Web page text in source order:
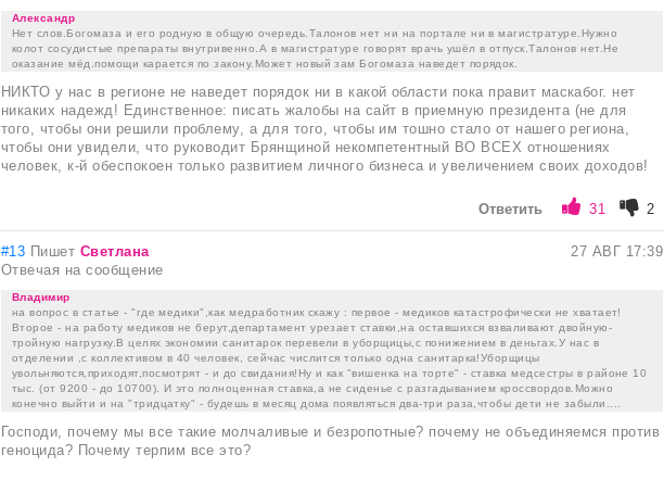
Александр
Нет слов.Богомаза и его родную в общую очередь.Талонов нет ни на портале ни в магистратуре.Нужно
колот сосудистые препараты внутривенно.А в магистратуре говорят врачь ушёл в отпуск.Талонов нет.Не
оказание мёд.помощи карается по закону.Может новый зам Богомаза наведет порядок.
НИКТО у нас в регионе не наведет порядок ни в какой области пока правит маскабог. нет
никаких надежд! Единственное: писать жалобы на сайт в приемную президента (не для
того, чтобы они решили проблему, а для того, чтобы им тошно стало от нашего региона,
чтобы они увидели, что руководит Брянщиной некомпетентный ВО ВСЕХ отношениях
человек, к-й обеспокоен только развитием личного бизнеса и увеличением своих доходов!
Ответить 31 2
#13 Пишет Светлана
27 АВГ 17:39
Отвечая на сообщение
Владимир
на вопрос в статье - "где медики",как медработник скажу : первое - медиков катастрофически не хватает!
Второе - на работу медиков не берут,департамент урезает ставки,на оставшихся взваливают двойную-
тройную нагрузку.В целях экономии санитарок перевели в уборщицы,с понижением в деньгах.У нас в
отделении ,с коллективом в 40 человек, сейчас числится только одна санитарка!Уборщицы
увольняются,приходят,посмотрят - и до свидания!Ну и как "вишенка на торте" - ставка медсестры в районе 10
тыс. (от 9200 - до 10700). И это полноценная ставка,а не сиденье с разгадыванием кроссвордов.Можно
конечно выйти и на "тридцатку" - будешь в месяц дома появляться два-три раза,чтобы дети не забыли....
Господи, почему мы все такие молчаливые и безропотные? почему не объединяемся против
геноцида? Почему терпим все это?